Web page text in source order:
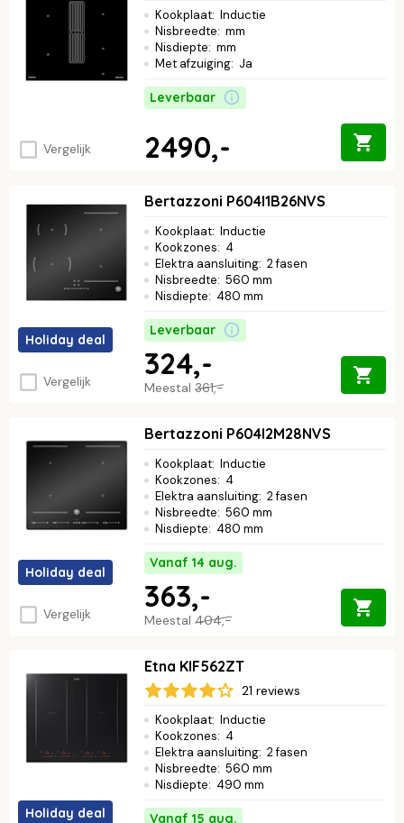
Vergelijk
Kookplaat: Inductie
Nisbreedte: mm
Nisdiepte: mm
Met afzuiging: Ja
Leverbaar
2490,-
Holiday deal
Vergelijk
Bertazzoni P604I1B26NVS
Kookplaat: Inductie
Kookzones: 4
Elektra aansluiting: 2 fasen
Nisbreedte: 560 mm
Nisdiepte: 480 mm
Leverbaar
Meestal 361,-
324,-
Holiday deal
Vergelijk
Bertazzoni P604I2M28NVS
Kookplaat: Inductie
Kookzones: 4
Elektra aansluiting: 2 fasen
Nisbreedte: 560 mm
Nisdiepte: 480 mm
Vanaf 14 aug.
Meestal 404,-
363,-
Holiday deal
Etna KIF562ZT
21 reviews
Kookplaat: Inductie
Kookzones: 4
Elektra aansluiting: 2 fasen
Nisbreedte: 560 mm
Nisdiepte: 490 mm
Vanaf 15 aug.